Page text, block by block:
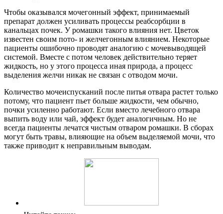
Чтобы оказывался мочегонный эффект, принимаемый
препарат должен усиливать процессы реабсорбции в
канальцах почек. У ромашки такого влияния нет. Цветок
известен своим пото- и желчегонным влиянием. Некоторые
пациенты ошибочно проводят аналогию с мочевыводящей
системой. Вместе с потом человек действительно теряет
жидкость, но у этого процесса иная природа, а процесс
выделения желчи никак не связан с отводом мочи.
Количество мочеиспусканий после питья отвара растет только
потому, что пациент пьет больше жидкости, чем обычно,
почки усиленно работают. Если вместо лечебного отвара
выпить воду или чай, эффект будет аналогичным. Но не
всегда пациенты лечатся чистым отваром ромашки. В сборах
могут быть травы, влияющие на объем выделяемой мочи, что
также приводит к неправильным выводам.